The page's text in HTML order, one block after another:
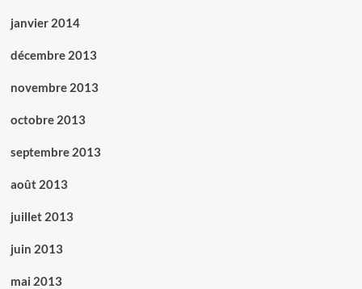
janvier 2014
décembre 2013
novembre 2013
octobre 2013
septembre 2013
août 2013
juillet 2013
juin 2013
mai 2013